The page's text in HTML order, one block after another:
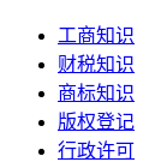
工商知识
财税知识
商标知识
版权登记
行政许可